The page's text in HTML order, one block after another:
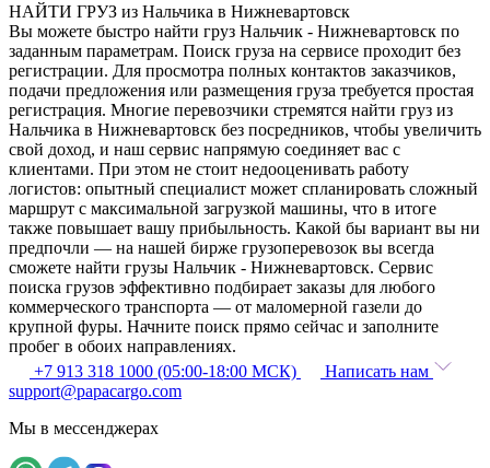
НАЙТИ ГРУЗ из Нальчика в Нижневартовск
Вы можете быстро найти груз Нальчик - Нижневартовск по
заданным параметрам. Поиск груза на сервисе проходит без
регистрации. Для просмотра полных контактов заказчиков,
подачи предложения или размещения груза требуется простая
регистрация. Многие перевозчики стремятся найти груз из
Нальчика в Нижневартовск без посредников, чтобы увеличить
свой доход, и наш сервис напрямую соединяет вас с
клиентами. При этом не стоит недооценивать работу
логистов: опытный специалист может спланировать сложный
маршрут с максимальной загрузкой машины, что в итоге
также повышает вашу прибыльность. Какой бы вариант вы ни
предпочли — на нашей бирже грузоперевозок вы всегда
сможете найти грузы Нальчик - Нижневартовск. Сервис
поиска грузов эффективно подбирает заказы для любого
коммерческого транспорта — от маломерной газели до
крупной фуры. Начните поиск прямо сейчас и заполните
пробег в обоих направлениях.
+7 913 318 1000 (05:00-18:00 МСК)
Написать нам
support@papacargo.com
Мы в мессенджерах